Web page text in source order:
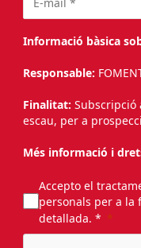
Informació bàsica
Responsable:
Finalitat:
escau, per a
Més informació i
Accepto el
personals per a
detallada. *